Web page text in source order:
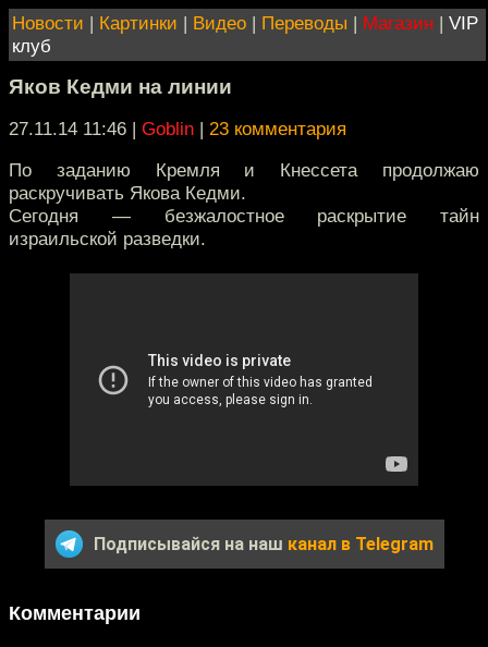
Новости | Картинки | Видео | Переводы | Магазин | VIP
клуб
Яков Кедми на линии
27.11.14 11:46 | Goblin | 23 комментария
По заданию Кремля и Кнессета продолжаю
раскручивать Якова Кедми.
Сегодня — безжалостное раскрытие тайн
израильской разведки.
Подписывайся на наш канал в Telegram
Комментарии